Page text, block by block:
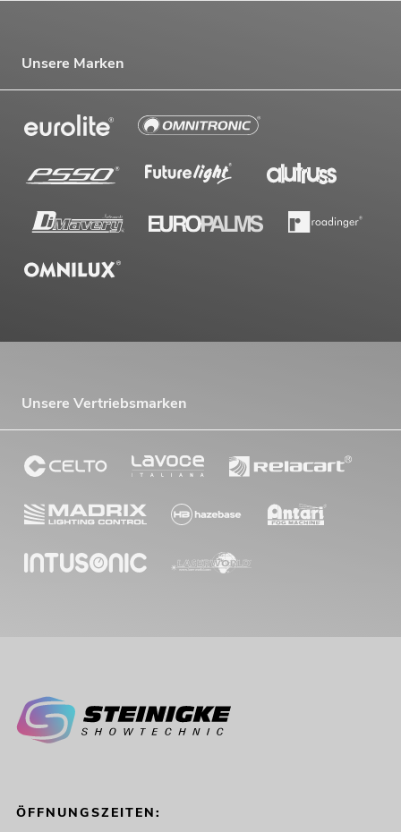
Unsere Marken
Unsere Vertriebsmarken
ÖFFNUNGSZEITEN: